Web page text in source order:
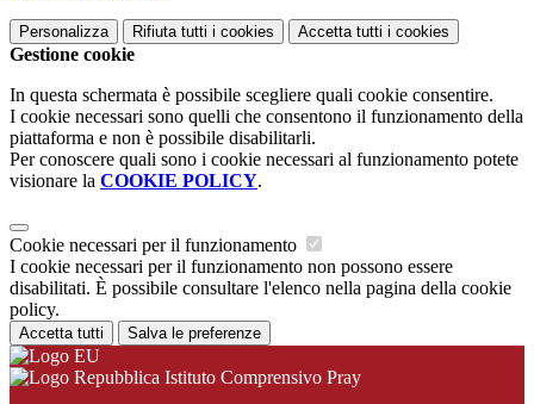
Personalizza Rifiuta tutti i cookies Accetta tutti i cookies
Gestione cookie
In questa schermata è possibile scegliere quali cookie consentire.
I cookie necessari sono quelli che consentono il funzionamento della
piattaforma e non è possibile disabilitarli.
Per conoscere quali sono i cookie necessari al funzionamento potete
visionare la COOKIE POLICY.
Cookie necessari per il funzionamento
I cookie necessari per il funzionamento non possono essere
disabilitati. È possibile consultare l'elenco nella pagina della cookie
policy.
Accetta tutti Salva le preferenze
Istituto Comprensivo Pray